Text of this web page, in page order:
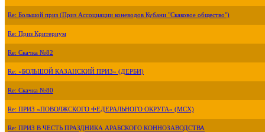
Re: Большой приз (Приз Ассоциации коневодов Кубани "Скаковое общество")
Re: Приз Критериум
Re: Скачка №82
Re: «БОЛЬШОЙ КАЗАНСКИЙ ПРИЗ» (ДЕРБИ)
Re: Скачка №80
Re: ПРИЗ «ПОВОЛЖСКОГО ФЕДЕРАЛЬНОГО ОКРУГА» (МСХ)
Re: ПРИЗ В ЧЕСТЬ ПРАЗДНИКА АРАБСКОГО КОННОЗАВОДСТВА